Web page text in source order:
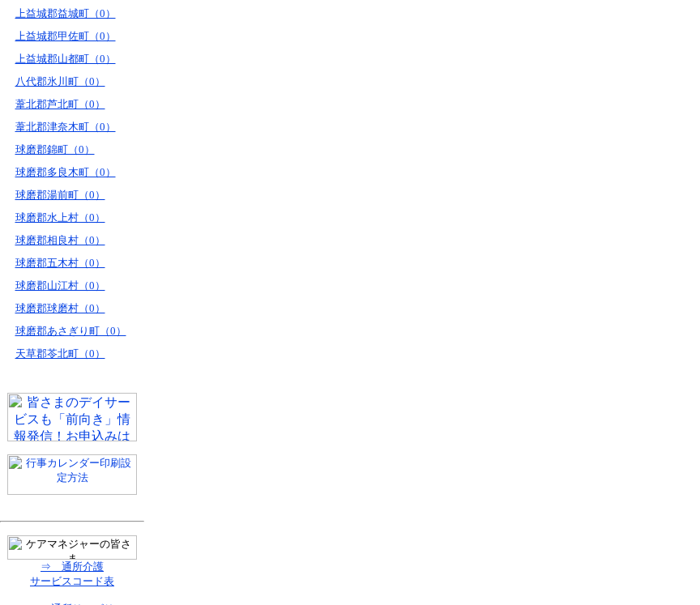
上益城郡益城町（0）
上益城郡甲佐町（0）
上益城郡山都町（0）
八代郡氷川町（0）
葦北郡芦北町（0）
葦北郡津奈木町（0）
球磨郡錦町（0）
球磨郡多良木町（0）
球磨郡湯前町（0）
球磨郡水上村（0）
球磨郡相良村（0）
球磨郡五木村（0）
球磨郡山江村（0）
球磨郡球磨村（0）
球磨郡あさぎり町（0）
天草郡苓北町（0）
⇒ 通所介護
サービスコード表